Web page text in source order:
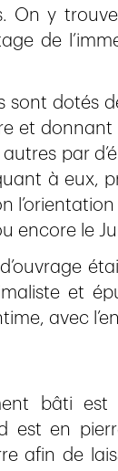
On y
de
sont dotés
et
par
à eux,
encore le
et
avec
bâti
est en
afin de